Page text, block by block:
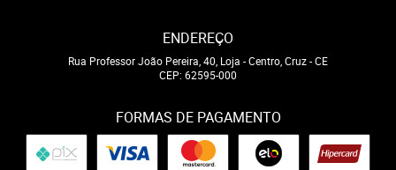
ENDEREÇO
Rua Professor João Pereira, 40, Loja -Centro, Cruz-CE
CEP: 62595-000
FORMAS DE PAGAMENTO